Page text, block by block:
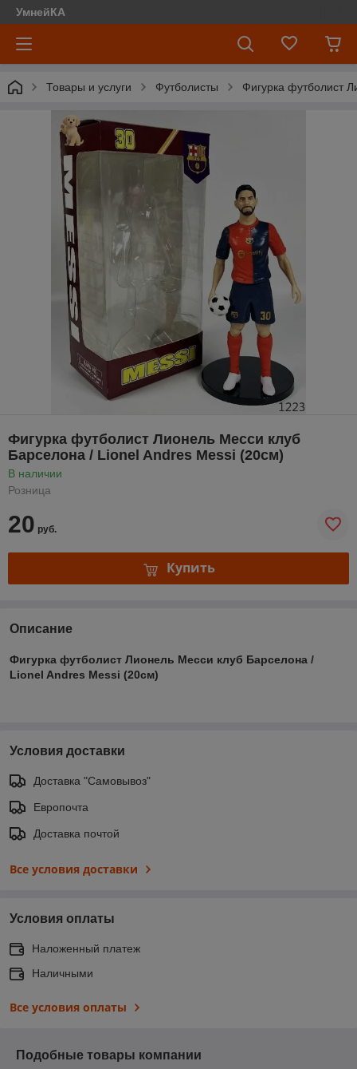
УмнейКА
Товары и услуги Футболисты Фигурка футболист
Фигурка футболист Лионель Месси клуб
Барселона / Lionel Andres Messi (20см)
В наличии
Розница
20 руб.
Купить
Описание
Фигурка футболист Лионель Месси клуб Барселона /
Lionel Andres Messi (20см)
Условия доставки
Доставка "Самовывоз"
Европочта
Доставка почтой
Все условия доставки
Условия оплаты
Наложенный платеж
Наличными
Все условия оплаты
Подобные товары компании